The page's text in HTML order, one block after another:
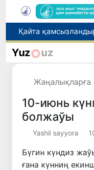
Yuz uz
Жаңалықларға
10-июнь
болжаўы
Yashil sayyora
Бүгин күндиз
ғана күнниң